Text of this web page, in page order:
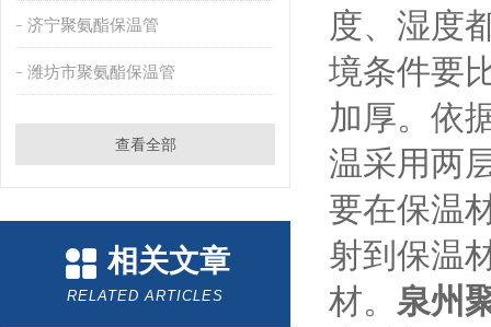
济宁聚氨酯保温管
潍坊市聚氨酯保温管
查看全部
相关文章
RELATED ARTICLES
度、湿度
境条件要
加厚。依
温采用两
要在保温
射到保温
材。 泉州